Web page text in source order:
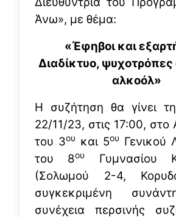
Άνω», με θέμα:
«Έφηβοι και
Διαδίκτυο, ψυχοτρόπες
αλκοόλ»
Η συζήτηση θα γίνει
22/11/23, στις 17:00, στο
του 3ου και 5ου Γενικού
του 8ου
Γυμνασίου
(Σολωμού 2-4,
συγκεκριμένη
συνέχεια περσινής